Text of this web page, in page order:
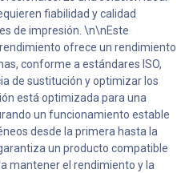
fiabilidad y calidad
de impresión. \n\nEste
ofrece un rendimiento
conforme a estándares ISO,
de sustitución y optimizar los
está optimizada para una
un funcionamiento estable
desde la primera hasta la
un producto compatible
mantener el rendimiento y la